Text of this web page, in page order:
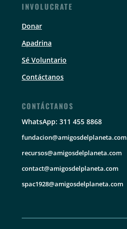
INVOLUCRATE
Donar
Apadrina
Sé Voluntario
Contáctanos
CONTÁCTANOS
WhatsApp: 311 455 8868
fundacion@amigosdelplaneta.com
recursos@amigosdelplaneta.com
contact@amigosdelplaneta.com
spac1928@amigosdelplaneta.com